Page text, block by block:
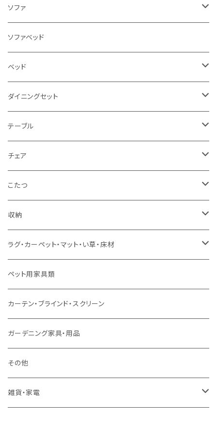
ソファ
3人掛け
2.5人掛け
2人掛け
1人掛け
カウチソファ
コーナーソファ
ソファセット
スツール・オットマン
ソファ付属品
クッション・座椅子
ソファベッド
ベッド
シングルサイズ以下（フレームのみ）
セミダブルサイズ（フレームのみ）
ダブルサイズ（フレームのみ）
ワイドダブルサイズ以上（フレームのみ）
シングルサイズ以下（マットレス付）
セミダブルサイズ（マットレス付）
ダブルサイズ（マットレス付）
ダブルサイズ以上（マットレス付）
ロフトベッド
二段ベッド
マットレス
ダイニングセット
ダイニング3点セット以下
ダイニング4点セット
ダイニング5点・6点セット
ダイニング7点セット以上
テーブル
センターテーブル
ダイニングテーブル
カウンターテーブル
リフティングテーブル
サイドテーブル・コーヒーテーブル
デスク
チェア
ダイニングチェア
カウンターチェア
キッズチェア
オフィスチェア・ゲーミングチェア
ダイニングベンチ・スツール
こたつ
こたつテーブル
こたつ布団
コタツ・布団セット
収納
本棚・シェルフ
食器棚・収納庫
レンジ台・カウンター
ラック
TVボード
キャビネット・飾り棚
ラグ・カーペット・マット・い草・床材
マット・フロアタイル
ラグ
カーペット
ペット用家具類
カーテン・ブラインド・スクリーン
ガーデニング家具・用品
その他
雑貨・家電